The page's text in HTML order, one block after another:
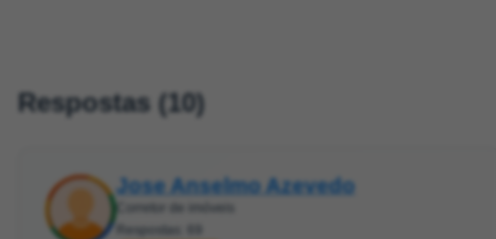
Respostas (10)
Jose Anselmo Azevedo
Corretor de imóveis
Respostas: 69